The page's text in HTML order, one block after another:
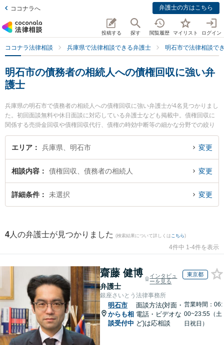
ココナラへ 弁護士の方はこちら
投稿する 探す 閲覧履歴 マイリスト ログイン
ココナラ法律相談 兵庫県で法律相談できる弁護士 明石市で法律相談で
明石市の債務者の相続人への債権回収に強い弁
護士
兵庫県の明石市で債務者の相続人への債権回収に強い弁護士が4名見つかりまし
た。初回面談無料や休日面談に対応している弁護士なども掲載中。債権回収に
関係する売掛金回収や債権回収代行、債権の時効中断等の細かな分野での絞り
込み検索もでき便利です。特に戎みなとまち法律事務所の戎 卓一弁護士や弁護
士法人筧法律事務所の髙田 南弁護士、アイリス総合法律事務所の澁谷 尚子弁護
護士に相談したい』『債務者の相続人への債権回収のトラブル解決の実績豊富
な近くの弁護士を検索したい』『初回相談無料で債務者の相続人への債権回収
を法律相談できる明石市内の弁護士に相談予約したい』などでお困りの相談者
エリア 兵庫県、明石市 変更
相談内容 債権回収、債務者の相続人 変更
詳細条件 未選択 変更
4 人の弁護士が見つかりました (検索結果について詳しくは こちら)
4件中 1-4件を表示
齋藤 健博
弁護士
インタビュ
ーを見る
東京都
銀座さいとう法律事務所
明石市
からも相
談受付中
面談方法(対面・
電話・ビデオな
ど)は応相談
営業時間：06:
00~23:55（土
日祝日）